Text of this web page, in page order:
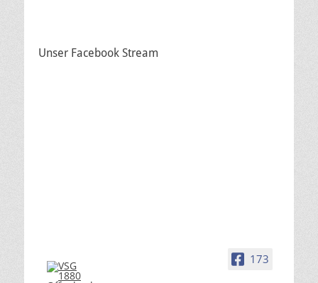
Unser Facebook Stream
173